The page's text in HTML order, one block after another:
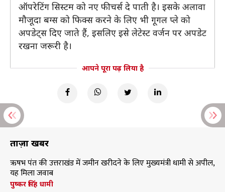
ऑपरेटिंग सिस्टम को नए फीचर्स दे पाती है। इसके अलावा
मौजूदा बग्स को फिक्स करने के लिए भी गूगल प्ले को
अपडेट्स दिए जाते हैं, इसलिए इसे लेटेस्ट वर्जन पर अपडेट
रखना जरूरी है।
आपने पूरा पढ़ लिया है
ताज़ा खबरें
ऋषभ पंत की उत्तराखंड में जमीन खरीदने के लिए मुख्यमंत्री धामी से अपील,
यह मिला जवाब
पुष्कर सिंह धामी